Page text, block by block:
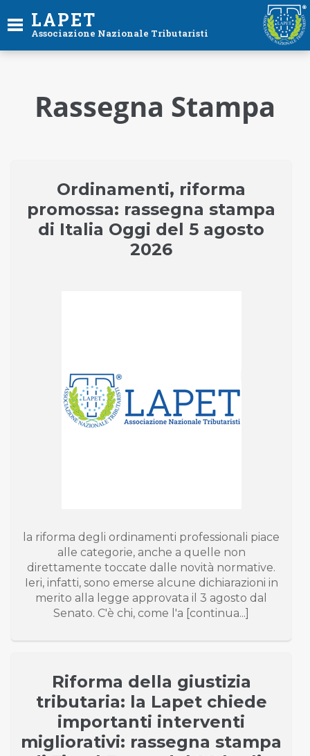
LAPET
Associazione Nazionale Tributaristi
Rassegna Stampa
Ordinamenti, riforma
promossa: rassegna stampa
di Italia Oggi del 5 agosto
2026
la riforma degli ordinamenti professionali piace
alle categorie, anche a quelle non
direttamente toccate dalle novità normative.
Ieri, infatti, sono emerse alcune dichiarazioni in
merito alla legge approvata il 3 agosto dal
Senato. C'è chi, come l'a [continua...]
Riforma della giustizia
tributaria: la Lapet chiede
importanti interventi
migliorativi: rassegna stampa